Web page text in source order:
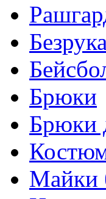
Брюки
Брюки
Майки